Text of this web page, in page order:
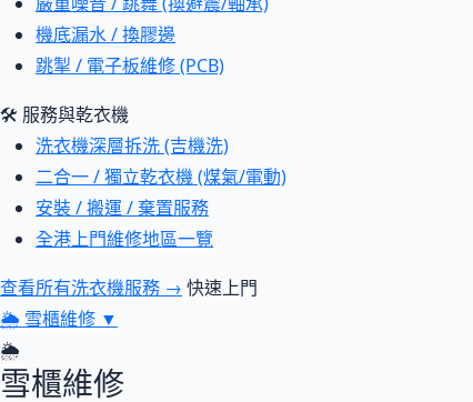
機底漏水 / 換膠邊
跳掣 / 電子板維修 (PCB)
🛠 服務與乾衣機
洗衣機深層拆洗 (吉機洗)
二合一 / 獨立乾衣機 (煤氣/電動)
安裝 / 搬運 / 棄置服務
全港上門維修地區一覽
查看所有洗衣機服務 → 快速上門
🌦 雪櫃維修 ▼
🌦
雪櫃維修